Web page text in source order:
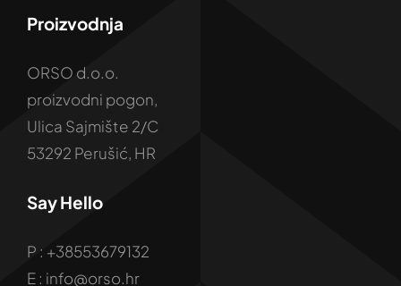
Proizvodnja
ORSO d.o.o.
proizvodni pogon,
Ulica Sajmište 2/C
53292 Perušić, HR
Say Hello
P : +38553679132
E : info@orso.hr